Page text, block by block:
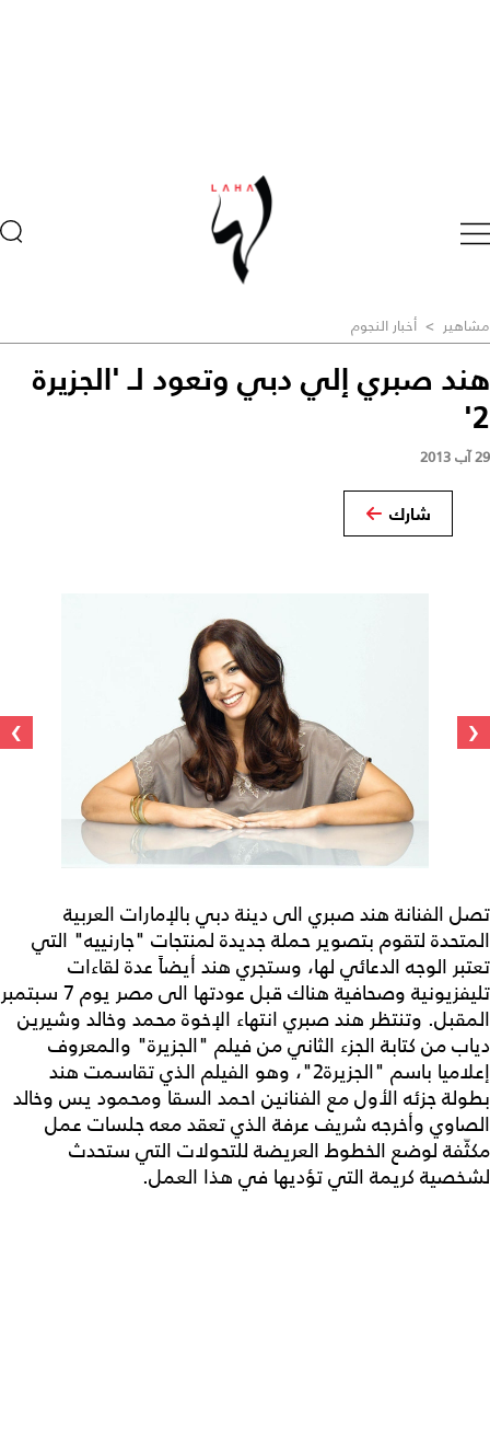
مشاهير > أخبار النجوم
هند صبري إلي دبي وتعود لـ 'الجزيرة
2'
29 آب 2013
شارك
‹
›
تصل الفنانة هند صبري الى دينة دبي بالإمارات العربية
المتحدة لتقوم بتصوير حملة جديدة لمنتجات "جارنييه" التي
تعتبر الوجه الدعائي لها، وستجري هند أيضاً عدة لقاءات
تليفزيونية وصحافية هناك قبل عودتها الى مصر يوم 7 سبتمبر
المقبل. وتنتظر هند صبري انتهاء الإخوة محمد وخالد وشيرين
دياب من كتابة الجزء الثاني من فيلم "الجزيرة" والمعروف
إعلاميا باسم "الجزيرة2"، وهو الفيلم الذي تقاسمت هند
بطولة جزئه الأول مع الفنانين احمد السقا ومحمود يس وخالد
الصاوي وأخرجه شريف عرفة الذي تعقد معه جلسات عمل
مكثّفة لوضع الخطوط العريضة للتحولات التي ستحدث
لشخصية كريمة التي تؤديها في هذا العمل.